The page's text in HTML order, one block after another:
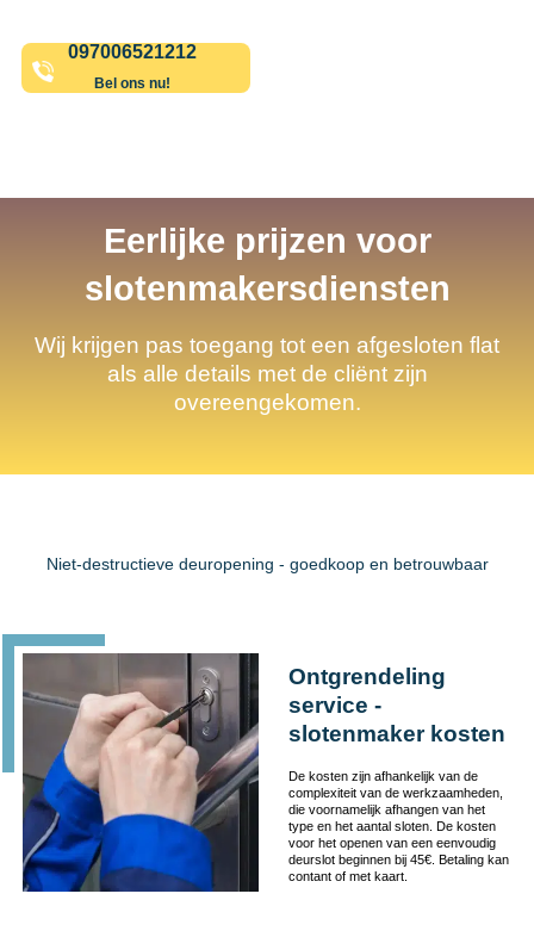
097006521212
Bel ons nu!
Eerlijke prijzen voor
slotenmakersdiensten
Wij krijgen pas toegang tot een afgesloten flat
als alle details met de cliënt zijn
overeengekomen.
Niet-destructieve deuropening - goedkoop en betrouwbaar
Ontgrendeling
service -
slotenmaker kosten
De kosten zijn afhankelijk van de
complexiteit van de werkzaamheden,
die voornamelijk afhangen van het
type en het aantal sloten. De kosten
voor het openen van een eenvoudig
deurslot beginnen bij 45€. Betaling kan
contant of met kaart.